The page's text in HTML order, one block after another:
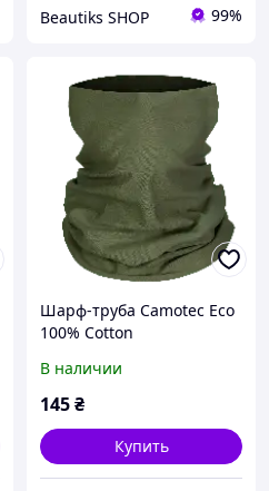
Beautiks SHOP 99%
Шарф-труба Camotec Eco
100% Cotton
В наличии
145₴
Купить